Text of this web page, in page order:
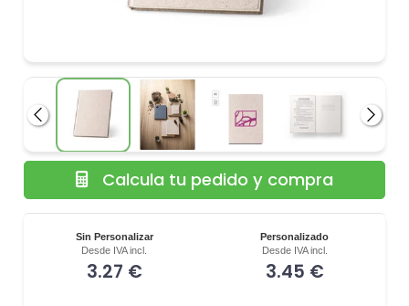
Anterior
Sin Personalizar
Desde IVA incl.
3.27 €
Personalizado
Desde IVA incl.
3.45 €
Calcula tu pedido y compra